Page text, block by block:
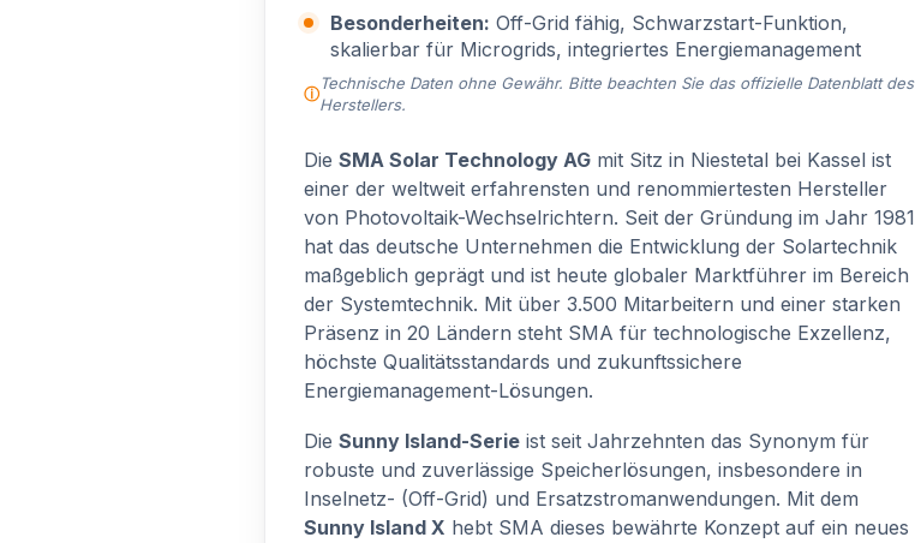
Besonderheiten: Off-Grid fähig, Schwarzstart-Funktion,
skalierbar für Microgrids, integriertes Energiemanagement
Technische Daten ohne Gewähr. Bitte beachten Sie das offizielle Datenblatt des
Herstellers.
Die SMA Solar Technology AG mit Sitz in Niestetal bei Kassel ist
einer der weltweit erfahrensten und renommiertesten Hersteller
von Photovoltaik-Wechselrichtern. Seit der Gründung im Jahr 1981
hat das deutsche Unternehmen die Entwicklung der Solartechnik
maßgeblich geprägt und ist heute globaler Marktführer im Bereich
der Systemtechnik. Mit über 3.500 Mitarbeitern und einer starken
Präsenz in 20 Ländern steht SMA für technologische Exzellenz,
höchste Qualitätsstandards und zukunftssichere
Energiemanagement-Lösungen.
Die Sunny Island-Serie ist seit Jahrzehnten das Synonym für
robuste und zuverlässige Speicherlösungen, insbesondere in
Inselnetz- (Off-Grid) und Ersatzstromanwendungen. Mit dem
Sunny Island X hebt SMA dieses bewährte Konzept auf ein neues